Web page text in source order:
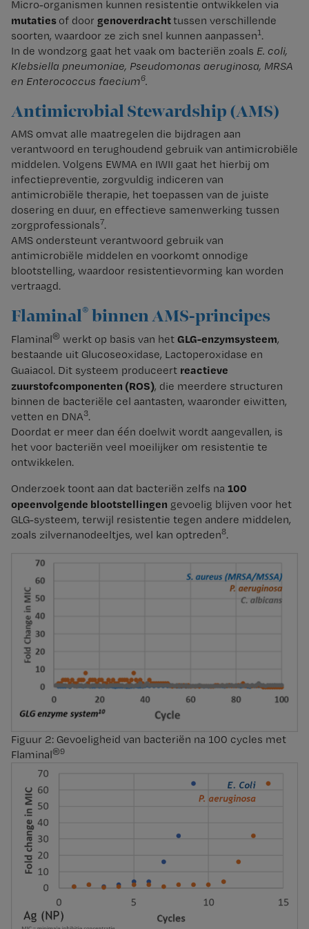
Micro-organismen kunnen resistentie ontwikkelen via
mutaties of door genoverdrachttussen verschillende
soorten, waardoor ze zich snel kunnen aanpassen1 .
In de wondzorg gaat het vaak om bacteriën zoals E. coli,
Klebsiella pneumoniae, Pseudomonas aeruginosa, MRSA
en Enterococcus faecium6.
Antimicrobial Stewardship (AMS)
AMS omvat alle maatregelen die bijdragen aan
verantwoord en terughoudend gebruik van antimicrobiële
middelen. Volgens EWMA en IWII gaat het hierbij om
infectiepreventie, zorgvuldig indiceren van
antimicrobiële therapie, het toepassen van de juiste
dosering en duur, en effectieve samenwerking tussen
zorgprofessionals7.
AMS ondersteunt verantwoord gebruik van
antimicrobiële middelen en voorkomt onnodige
blootstelling, waardoor resistentievorming kan worden
vertraagd.
Flaminal® binnen AMS-principes
Flaminal® werkt op basis van het GLG-enzymsysteem,
bestaande uit Glucoseoxidase, Lactoperoxidase en
Guaiacol. Dit systeem produceert reactieve
zuurstofcomponenten (ROS), die meerdere structuren
binnen de bacteriële cel aantasten, waaronder eiwitten,
vetten en DNA3.
Doordat er meer dan één doelwit wordt aangevallen, is
het voor bacteriën veel moeilijker om resistentie te
ontwikkelen.
Onderzoek toont aan dat bacteriën zelfs na 100
opeenvolgende blootstellingen gevoelig blijven voor het
GLG-systeem, terwijl resistentie tegen andere middelen,
zoals zilvernanodeeltjes, wel kan optreden8.
Figuur 2: Gevoeligheid van bacteriën na 100 cycles met
Flaminal®9